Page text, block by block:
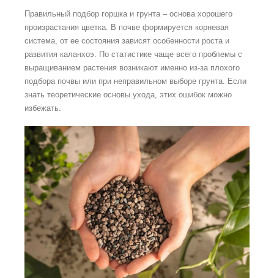
Правильный подбор горшка и грунта – основа хорошего
произрастания цветка. В почве формируется корневая
система, от ее состояния зависят особенности роста и
развития каланхоэ. По статистике чаще всего проблемы с
выращиванием растения возникают именно из-за плохого
подбора почвы или при неправильном выборе грунта. Если
знать теоретические основы ухода, этих ошибок можно
избежать.